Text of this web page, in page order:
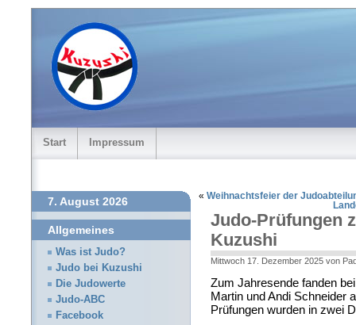
Start Impressum
« Weihnachtsfeier der
Judo-Prüfungen
Kuzushi
Mittwoch 17. Dezember 2025 von
Zum Jahresende fanden
Martin und Andi Schneider
Prüfungen wurden in zwei
7. August 2026
Allgemeines
Was ist Judo?
Judo bei Kuzushi
Die Judowerte
Judo-ABC
Facebook